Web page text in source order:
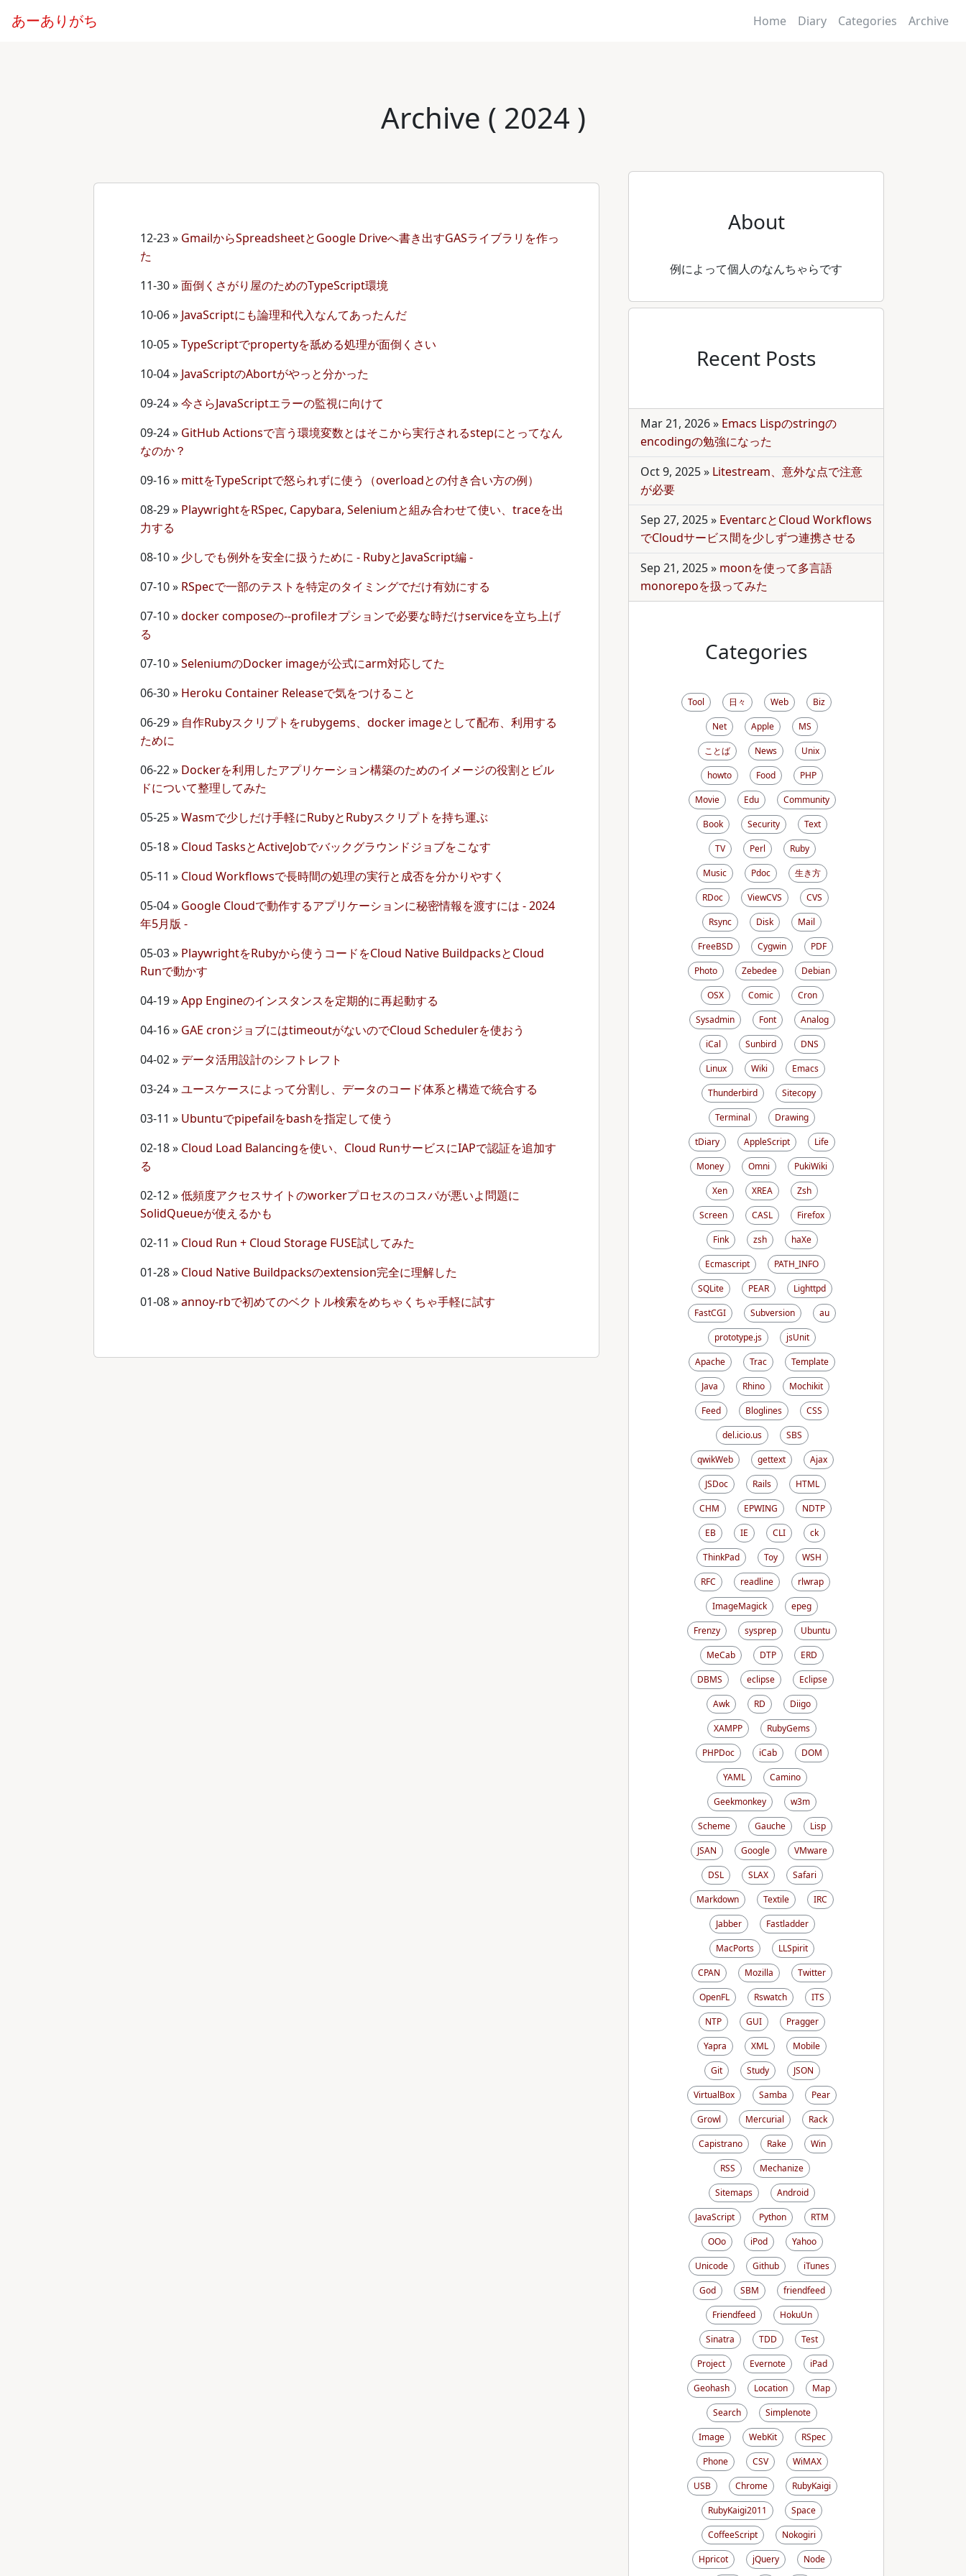
あーありがち Home Diary Categories Archive
Archive ( 2024 )
12-23» GmailからSpreadsheetとGoogle Driveへ書き出すGASライブラリを作っ
た
11-30»面倒くさがり屋のためのTypeScript環境
10-06» JavaScriptにも論理和代入なんてあったんだ
10-05»TypeScriptでpropertyを舐める処理が面倒くさい
10-04» JavaScriptのAbortがやっと分かった
09-24»今さらJavaScriptエラーの監視に向けて
09-24» GitHub Actionsで言う環境変数とはそこから実行されるstepにとってなん
なのか？
09-16» mittをTypeScriptで怒られずに使う（overloadとの付き合い方の例）
08-29» PlaywrightをRSpec, Capybara, Seleniumと組み合わせて使い、traceを出
力する
08-10» 少しでも例外を安全に扱うために - RubyとJavaScript編 -
07-10» RSpecで一部のテストを特定のタイミングでだけ有効にする
07-10»docker composeの--profileオプションで必要な時だけserviceを立ち上げ
る
07-10»SeleniumのDocker imageが公式にarm対応してた
06-30» Heroku Container Releaseで気をつけること
06-29» 自作Rubyスクリプトをrubygems、docker imageとして配布、利用する
ために
06-22» Dockerを利用したアプリケーション構築のためのイメージの役割とビル
ドについて整理してみた
05-25»Wasmで少しだけ手軽にRubyとRubyスクリプトを持ち運ぶ
05-18» Cloud TasksとActiveJobでバックグラウンドジョブをこなす
05-11 » Cloud Workflowsで長時間の処理の実行と成否を分かりやすく
05-04» Google Cloudで動作するアプリケーションに秘密情報を渡すには - 2024
年5月版 -
05-03» PlaywrightをRubyから使うコードをCloud Native BuildpacksとCloud
Runで動かす
04-19»App Engineのインスタンスを定期的に再起動する
04-16» GAE cronジョブにはtimeoutがないのでCloud Schedulerを使おう
04-02» データ活用設計のシフトレフト
03-24»ユースケースによって分割し、データのコード体系と構造で統合する
03-11 » Ubuntuでpipefailをbashを指定して使う
02-18» Cloud Load Balancingを使い、Cloud RunサービスにIAPで認証を追加す
る
02-12»低頻度アクセスサイトのworkerプロセスのコスパが悪いよ問題に
SolidQueueが使えるかも
02-11 » Cloud Run + Cloud Storage FUSE試してみた
01-28» Cloud Native Buildpacksのextension完全に理解した
01-08»annoy-rbで初めてのベクトル検索をめちゃくちゃ手軽に試す
About
例によって個人のなんちゃらです
Recent Posts
Mar 21, 2026» Emacs Lispのstringの
encodingの勉強になった
Oct 9, 2025» Litestream、意外な点で注意
が必要
Sep 27, 2025» EventarcとCloud Workflows
でCloudサービス間を少しずつ連携させる
Sep 21, 2025» moonを使って多言語
monorepoを扱ってみた
Categories
Tool 日々 Web
Biz
Net
Apple
MS
ことば
News
Unix
howto
Food
PHP
Movie
Edu
Community
Book
Security
Text
TV
Perl
Ruby
Music
Pdoc
生き方
RDoc
ViewCVS
CVS
Rsync
Disk
Mail
FreeBSD
Cygwin
PDF
Photo
Zebedee
Debian
OSX
Comic
Cron
Sysadmin
Font
Analog
iCal
Sunbird
DNS
Linux
Wiki
Emacs
Thunderbird
Sitecopy
Terminal
Drawing
tDiary
AppleScript
Life
Money
Omni
PukiWiki
Xen
XREA
Zsh
Screen
CASL
Firefox
Fink
zsh
haXe
Ecmascript
PATH_INFO
SQLite
PEAR
Lighttpd
FastCGI
Subversion
au
prototype.js
jsUnit
Apache
Trac
Template
Java
Rhino
Mochikit
Feed
Bloglines
CSS
del.icio.us
SBS
qwikWeb
gettext
Ajax
JSDoc
Rails
HTML
CHM
EPWING
NDTP
EB
IE CLI
ck
ThinkPad
Toy
WSH
RFC
readline
rlwrap
ImageMagick
epeg
Frenzy
sysprep
Ubuntu
MeCab
DTP
ERD
DBMS
eclipse
Eclipse
Awk
RD
Diigo
XAMPP
RubyGems
PHPDoc
iCab
DOM
YAML
Camino
Geekmonkey
w3m
Scheme
Gauche
Lisp
JSAN
Google
VMware
DSL
SLAX
Safari
Markdown
Textile
IRC
Jabber
Fastladder
MacPorts
LLSpirit
CPAN
Mozilla
Twitter
OpenFL
Rswatch
ITS
NTP
GUI
Pragger
Yapra
XML
Mobile
Git
Study
JSON
VirtualBox
Samba
Pear
Growl
Mercurial
Rack
Capistrano
Rake
Win
RSS
Mechanize
Sitemaps
Android
JavaScript
Python
RTM
OOo
iPod
Yahoo
Unicode
Github
iTunes
God
SBM
friendfeed
Friendfeed
HokuUn
Sinatra
TDD
Test
Project
Evernote
iPad
Geohash
Location
Map
Search
Simplenote
Image
WebKit
RSpec
Phone
CSV
WiMAX
USB
Chrome
RubyKaigi
RubyKaigi2011
Space
CoffeeScript
Nokogiri
Hpricot
jQuery Node